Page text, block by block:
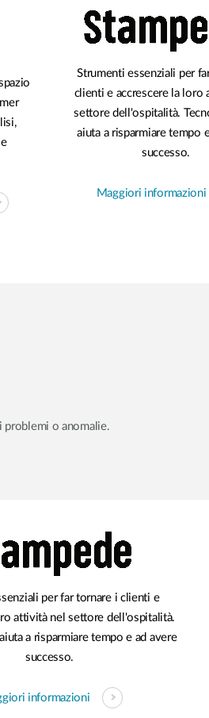
Strumenti essenziali per
clienti e accrescere la loro
settore dell'ospitalità.
aiuta a risparmiare tempo
successo.
Maggiori informazioni
problemi o anomalie.
per far tornare i clienti e
attività nel settore dell'ospitalità.
a risparmiare tempo e ad avere
successo.
informazioni